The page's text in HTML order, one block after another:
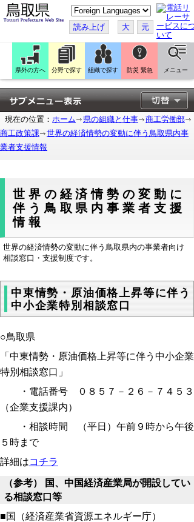
こ
の
ペ
ー
ジ
翻
訳
す
る
読み上げ 大 元
県外の方へ 分野で探す 組織で探す 防災 緊急 メニュー
現在の位置： ホーム 県の組織と仕事
商工労働部
商工政策課
世界の経済情勢の変動に伴う鳥取県内事
業者支援情報
世界の経済情勢の変動に
伴う鳥取県内事業者支援
情報
世界の経済情勢の変動に伴う鳥取県内の事業者向け
相談窓口・支援制度です。
中東情勢・原油価格上昇等に伴う
中小企業特別相談窓口
○鳥取県
「中東情勢・原油価格上昇等に伴う中小企業
特別相談窓口」
・電話番号 ０８５７－２６－７４５３
（企業支援課内）
・相談時間 （平日）午前９時から午後
５時まで
詳細はコチラ
（参考） 国、中国経済産業局が開設してい
る相談窓口等
■国（経済産業省資源エネルギー庁）